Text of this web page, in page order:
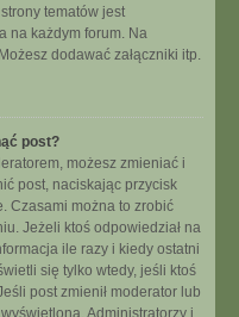
tematów jest
na każdym forum. Na
dodawać załączniki itp.
post?
możesz zmieniać i
post, naciskając przycisk
Czasami można to zrobić
Jeżeli ktoś odpowiedział na
ile razy i kiedy ostatni
się tylko wtedy, jeśli ktoś
post zmienił moderator lub
Administratorzy i